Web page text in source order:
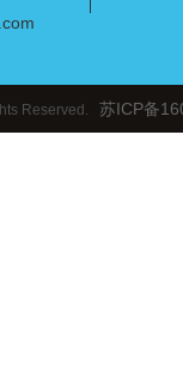
Reserved. 苏ICP备